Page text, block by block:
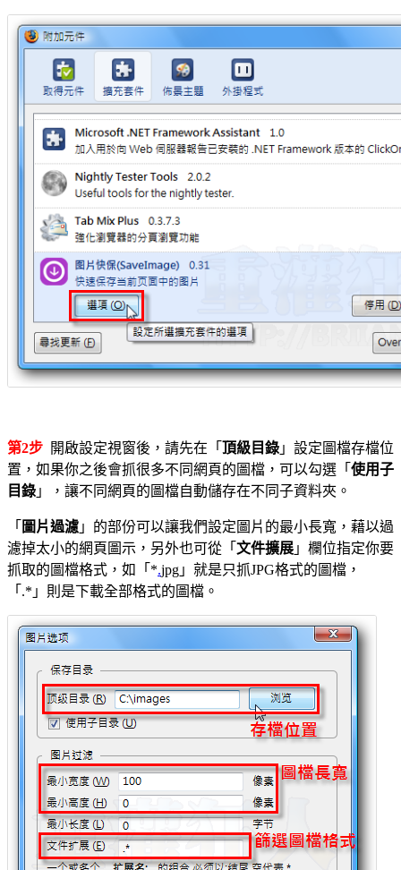
第2步 開啟設定視窗後，請先在「 頂級目錄 」設定圖檔存檔位
置，如果你之後會抓很多不同網頁的圖檔，可以勾選「 使用子
目錄 」，讓不同網頁的圖檔自動儲存在不同子資料夾。
「 圖片過濾 」的部份可以讓我們設定圖片的最小長寬，藉以過
濾掉太小的網頁圖示，另外也可從「 文件擴展 」欄位指定你要
抓取的圖檔格式，如「*.jpg」就是只抓JPG格式的圖檔，
「.*」則是下載全部格式的圖檔。